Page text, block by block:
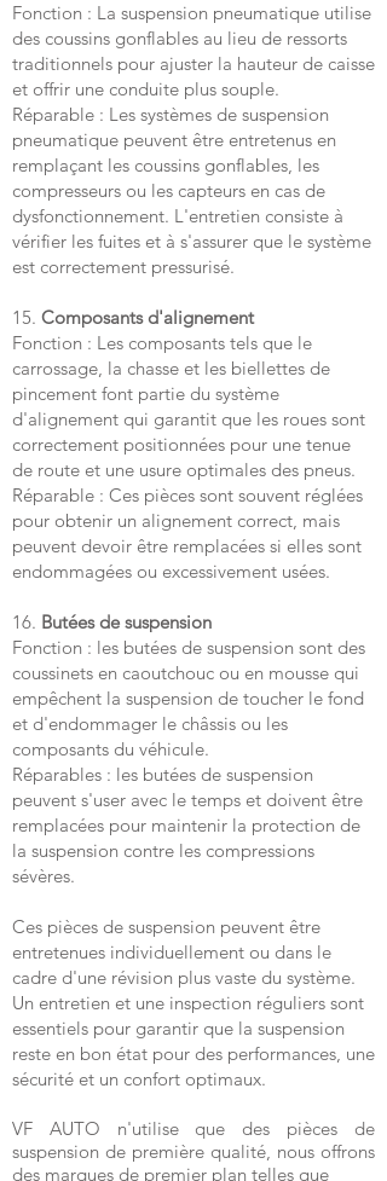
Fonction : La suspension pneumatique utilise
des coussins gonflables au lieu de ressorts
traditionnels pour ajuster la hauteur de caisse
et offrir une conduite plus souple.
Réparable : Les systèmes de suspension
pneumatique peuvent être entretenus en
remplaçant les coussins gonflables, les
compresseurs ou les capteurs en cas de
dysfonctionnement. L'entretien consiste à
vérifier les fuites et à s'assurer que le système
est correctement pressurisé.
15. Composants d'alignement
Fonction : Les composants tels que le
carrossage, la chasse et les biellettes de
pincement font partie du système
d'alignement qui garantit que les roues sont
correctement positionnées pour une tenue
de route et une usure optimales des pneus.
Réparable : Ces pièces sont souvent réglées
pour obtenir un alignement correct, mais
peuvent devoir être remplacées si elles sont
endommagées ou excessivement usées.
16. Butées de suspension
Fonction : les butées de suspension sont des
coussinets en caoutchouc ou en mousse qui
empêchent la suspension de toucher le fond
et d'endommager le châssis ou les
composants du véhicule.
Réparables : les butées de suspension
peuvent s'user avec le temps et doivent être
remplacées pour maintenir la protection de
la suspension contre les compressions
sévères.
Ces pièces de suspension peuvent être
entretenues individuellement ou dans le
cadre d'une révision plus vaste du système.
Un entretien et une inspection réguliers sont
essentiels pour garantir que la suspension
reste en bon état pour des performances, une
sécurité et un confort optimaux.
VF AUTO n'utilise que des pièces de
suspension de première qualité, nous offrons
des marques de premier plan telles que